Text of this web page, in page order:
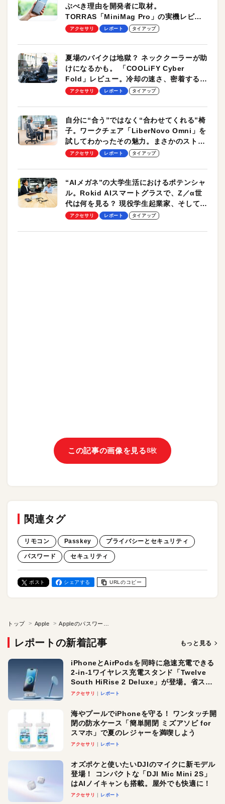
ぶべき理由を開発者に取材。
TORRAS「MiniMag Pro」の実機レビュ
ーも
アクセサリ レポート タイアップ
夏場のバイクは地獄？ ネッククーラーが助
けになるかも。 「COOLiFY Cyber
Fold」レビュー。冷却の速さ、密着する冷
却プレート、シンプルな操作性がグッド！
アクセサリ レポート タイアップ
自分に“合う”ではなく“合わせてくれる”椅
子。ワークチェア「LiberNovo Omni」を
試してわかったその魅力。まさかのストレ
ッチ機能も搭載
アクセサリ レポート タイアップ
“AIメガネ”の大学生活におけるポテンシャ
ル。Rokid AIスマートグラスで、Z／α世
代は何を見る？ 現役学生起業家、そして教
授による体験会レポート【PR】
アクセサリ レポート タイアップ
この記事の画像を見る8枚
関連タグ
リモコン Passkey プライバシーとセキュリティ
パスワード セキュリティ
ポスト シェアする URLのコピー
トップ Apple
レポートの新着記事 もっと見る
iPhoneとAirPodsを同時に急速充電できる
2-in-1ワイヤレス充電スタンド「Twelve
South HiRise 2 Deluxe」が登場。省スペ
ースでおしゃれに充電したい人にオスス
アクセサリ レポート
海やプールでiPhoneを守る！ ワンタッチ開
閉の防水ケース「簡単開閉 ミズアソビ for
スマホ」で夏のレジャーを満喫しよう
アクセサリ レポート
オズポケと使いたいDJIのマイクに新モデル
登場！ コンパクトな「DJI Mic Mini 2S」
はAIノイキャンも搭載。屋外でも快適に！
アクセサリ レポート